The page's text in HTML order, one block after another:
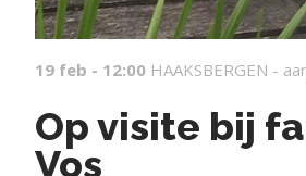
19 feb - 12:00 HAAKSBERGEN -
Op visite bij
Vos